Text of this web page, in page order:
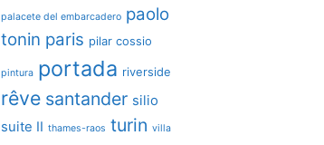
palacete del embarcadero paolo
tonin paris pilar cossio
pintura portada riverside
rêve santander silio
suite II thames-raos turin villa